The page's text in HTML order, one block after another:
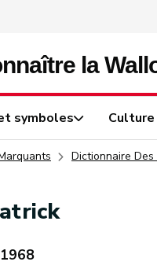
symboles
Dictionnaire